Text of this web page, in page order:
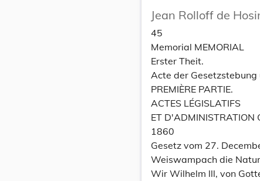
Jean Rolloff de
45
Memorial MEMORIAL
Erster Theit.
Acte der
PREMIÈRE PARTIE.
ACTES LÉGISLATIFS
ET
1860
Gesetz vom 27.
Weiswampach die
Wir Wilhelm lll, von